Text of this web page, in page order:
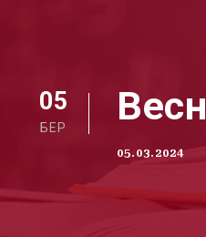
05
БЕР
05.03.2024